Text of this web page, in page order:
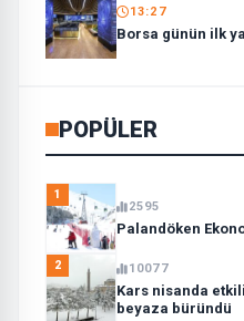
13:27
Borsa günün ilk
POPÜLER
1
2595
Palandöken
2 10077
Kars nisanda
beyaza büründü